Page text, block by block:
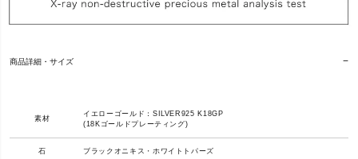
商品詳細・サイズ
素材
イエローゴールド：SILVER925 K18GP
(18Kゴールドプレーティング)
石 ブラックオニキス・ホワイトトパーズ